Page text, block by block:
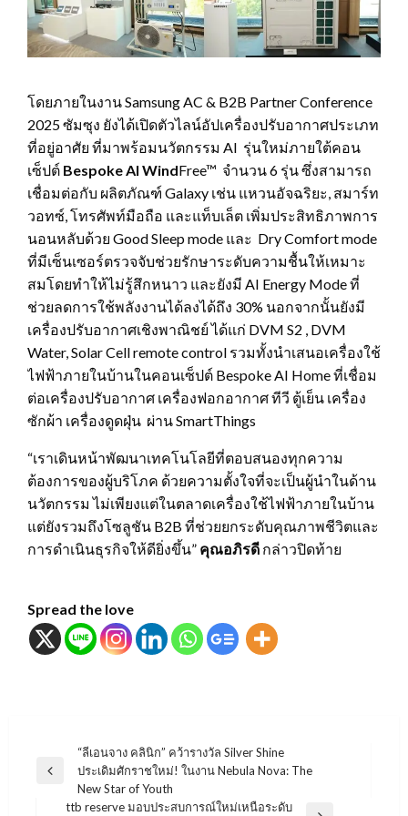
โดยภายในงาน Samsung AC & B2B Partner Conference
2025 ซัมซุง ยังได้เปิดตัวไลน์อัปเครื่องปรับอากาศประเภท
ที่อยู่อาศัย ที่มาพร้อมนวัตกรรม AI รุ่นใหม่ภายใต้คอน
เซ็ปต์ Bespoke AI WindFree™ จำนวน 6 รุ่น ซึ่งสามารถ
เชื่อมต่อกับ ผลิตภัณฑ์ Galaxy เช่น แหวนอัจฉริยะ, สมาร์ท
วอทซ์, โทรศัพท์มือถือ และแท็บเล็ต เพิ่มประสิทธิภาพการ
นอนหลับด้วย Good Sleep mode และ Dry Comfort mode
ที่มีเซ็นเซอร์ตรวจจับช่วยรักษาระดับความชื้นให้เหมาะ
สมโดยทำให้ไม่รู้สึกหนาว และยังมี AI Energy Mode ที่
ช่วยลดการใช้พลังงานได้ลงได้ถึง 30% นอกจากนั้นยังมี
เครื่องปรับอากาศเชิงพาณิชย์ ได้แก่ DVM S2 , DVM
Water, Solar Cell remote control รวมทั้งนำเสนอเครื่องใช้
ไฟฟ้าภายในบ้านในคอนเซ็ปต์ Bespoke AI Home ที่เชื่อม
ต่อเครื่องปรับอากาศ เครื่องฟอกอากาศ ทีวี ตู้เย็น เครื่อง
ซักผ้า เครื่องดูดฝุ่น ผ่าน SmartThings
“เราเดินหน้าพัฒนาเทคโนโลยีที่ตอบสนองทุกความ
ต้องการของผู้บริโภค ด้วยความตั้งใจที่จะเป็นผู้นำในด้าน
นวัตกรรม ไม่เพียงแต่ในตลาดเครื่องใช้ไฟฟ้าภายในบ้าน
แต่ยังรวมถึงโซลูชัน B2B ที่ช่วยยกระดับคุณภาพชีวิตและ
การดำเนินธุรกิจให้ดียิ่งขึ้น” คุณอภิรดี กล่าวปิดท้าย
Spread the love
แนะแนว
เรื่อง
Previous
“ลีเอนจาง คลินิก” คว้ารางวัล Silver Shine
ประเดิมศักราชใหม่! ในงาน Nebula Nova: The
New Star of Youth
ttb reserve มอบประสบการณ์ใหม่เหนือระดับ